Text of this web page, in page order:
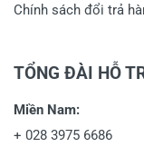
Chính sách đổi trả
TỔNG ĐÀI HỖ
Miền Nam:
+ 028 3975 6686